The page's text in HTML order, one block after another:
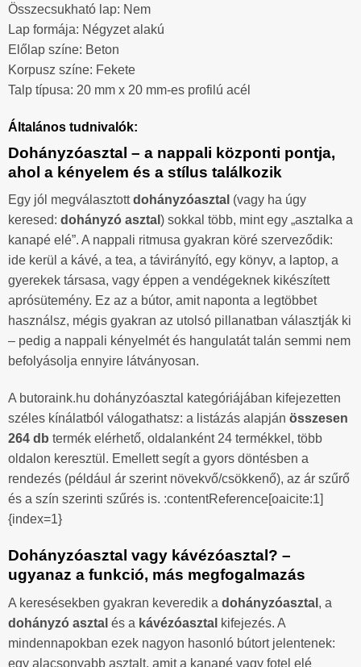
Összecsukható lap: Nem
Lap formája: Négyzet alakú
Előlap színe: Beton
Korpusz színe: Fekete
Talp típusa: 20 mm x 20 mm-es profilú acél
Általános tudnivalók:
Dohányzóasztal – a nappali központi pontja,
ahol a kényelem és a stílus találkozik
Egy jól megválasztottdohányzóasztal (vagy ha úgy
keresed: dohányzó asztal ) sokkal több, mint egy „asztalka a
kanapé elé”. A nappali ritmusa gyakran köré szerveződik:
ide kerül a kávé, a tea, a távirányító, egy könyv, a laptop, a
gyerekek társasa, vagy éppen a vendégeknek kikészített
aprósütemény. Ez az a bútor, amit naponta a legtöbbet
használsz, mégis gyakran az utolsó pillanatban választják ki
– pedig a nappali kényelmét és hangulatát talán semmi nem
befolyásolja ennyire látványosan.
A butoraink.hu dohányzóasztal kategóriájában kifejezetten
széles kínálatból válogathatsz: a listázás alapján összesen
264 db termék elérhető, oldalanként 24 termékkel, több
oldalon keresztül. Emellett segít a gyors döntésben a
rendezés (például ár szerint növekvő/csökkenő), az ár szűrő
és a szín szerinti szűrés is. :contentReference[oaicite:1]
{index=1}
Dohányzóasztal vagy kávézóasztal? –
ugyanaz a funkció, más megfogalmazás
A keresésekben gyakran keveredik a dohányzóasztal , a
dohányzó asztal és a kávézóasztal kifejezés. A
mindennapokban ezek nagyon hasonló bútort jelentenek:
egy alacsonyabb asztalt, amit a kanapé vagy fotel elé